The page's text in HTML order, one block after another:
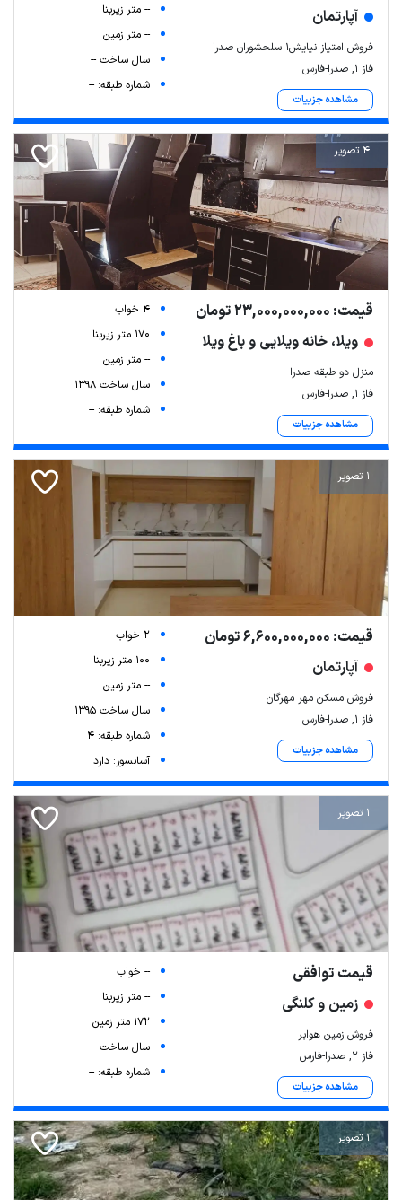
آپارتمان
فروش امتیاز نیایش۱ سلحشوران صدرا
فاز ۱, صدرا-فارس
مشاهده جزییات
-- متر زیربنا
-- متر زمین
سال ساخت --
شماره طبقه: --
4 تصویر
قیمت: 23,000,000,000 تومان
ویلا، خانه ویلایی و باغ ویلا
منزل دو طبقه صدرا
فاز ۱, صدرا-فارس
مشاهده جزییات
4 خواب
170 متر زیربنا
-- متر زمین
سال ساخت 1398
شماره طبقه: --
1 تصویر
قیمت: 6,600,000,000 تومان
آپارتمان
فروش مسکن مهر مهرگان
فاز ۱, صدرا-فارس
مشاهده جزییات
2 خواب
100 متر زیربنا
-- متر زمین
سال ساخت 1395
شماره طبقه: 4
آسانسور: دارد
1 تصویر
قیمت توافقی
زمین و کلنگی
فروش زمین هوابر
فاز ۲, صدرا-فارس
مشاهده جزییات
-- خواب
-- متر زیربنا
172 متر زمین
سال ساخت --
شماره طبقه: --
1 تصویر